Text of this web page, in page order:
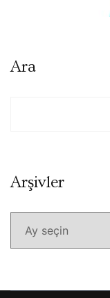
Ara
ArşivlerArşivler